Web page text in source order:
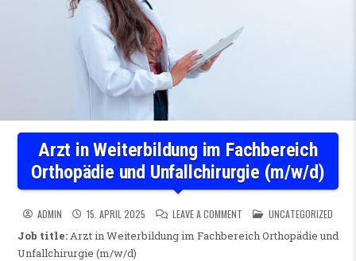
Arzt in Weiterbildung im Fachbereich
Orthopädie und Unfallchirurgie (m/w/d)
ADMIN 15. APRIL 2025 LEAVE A COMMENT ON ARZT INPOSTED IN
UNCATEGORIZED
Job title:Arzt in Weiterbildung im Fachbereich Orthopädie und
Unfallchirurgie (m/w/d)